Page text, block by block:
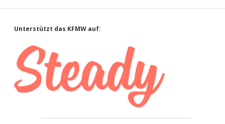
Sidebar
Unterstützt das KFMW auf: